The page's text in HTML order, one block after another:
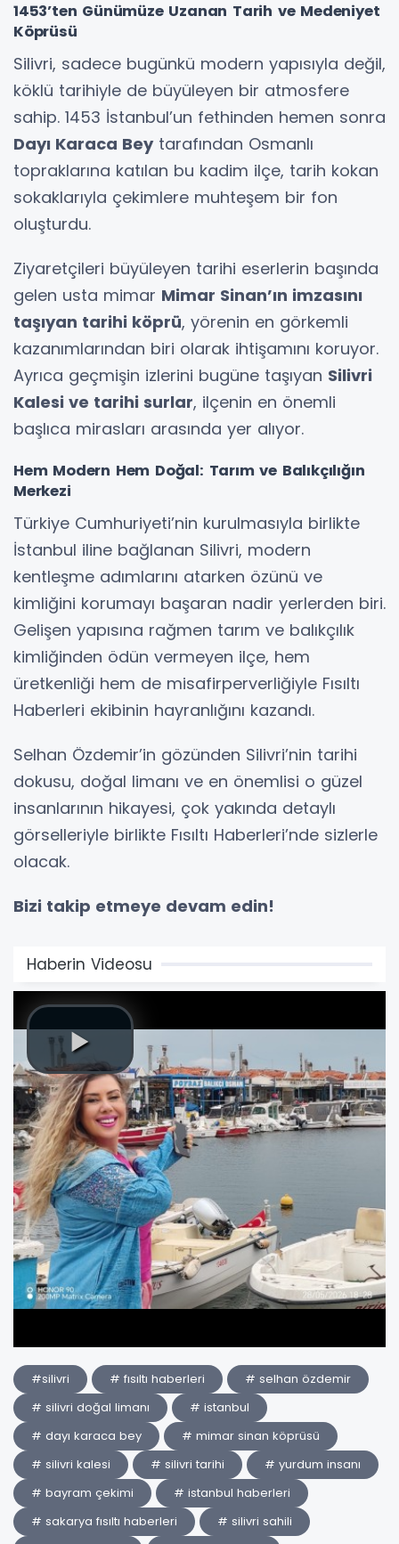
1453’ten Günümüze Uzanan Tarih ve Medeniyet
Köprüsü
Silivri, sadece bugünkü modern yapısıyla değil,
köklü tarihiyle de büyüleyen bir atmosfere
sahip. 1453 İstanbul’un fethinden hemen sonra
Dayı Karaca Beytarafından Osmanlı
topraklarına katılan bu kadim ilçe, tarih kokan
sokaklarıyla çekimlere muhteşem bir fon
oluşturdu.
Ziyaretçileri büyüleyen tarihi eserlerin başında
gelen usta mimar Mimar Sinan’ın imzasını
taşıyan tarihi köprü, yörenin en görkemli
kazanımlarından biri olarak ihtişamını koruyor.
Ayrıca geçmişin izlerini bugüne taşıyan Silivri
Kalesi ve tarihi surlar, ilçenin en önemli
başlıca mirasları arasında yer alıyor.
Hem Modern Hem Doğal: Tarım ve Balıkçılığın
Merkezi
Türkiye Cumhuriyeti’nin kurulmasıyla birlikte
İstanbul iline bağlanan Silivri, modern
kentleşme adımlarını atarken özünü ve
kimliğini korumayı başaran nadir yerlerden biri.
Gelişen yapısına rağmen tarım ve balıkçılık
kimliğinden ödün vermeyen ilçe, hem
üretkenliği hem de misafirperverliğiyle Fısıltı
Haberleri ekibinin hayranlığını kazandı.
Selhan Özdemir’in gözünden Silivri’nin tarihi
dokusu, doğal limanı ve en önemlisi o güzel
insanlarının hikayesi, çok yakında detaylı
görselleriyle birlikte Fısıltı Haberleri’nde sizlerle
olacak.
Bizi takip etmeye devam edin!
Haberin Videosu
#silivri # fısıltı haberleri
# selhan özdemir
# silivri doğal limanı
# istanbul
# dayı karaca bey
# mimar sinan köprüsü
# silivri kalesi
# silivri tarihi
# yurdum insanı
# bayram çekimi
# istanbul haberleri
# sakarya fısıltı haberleri
# silivri sahili